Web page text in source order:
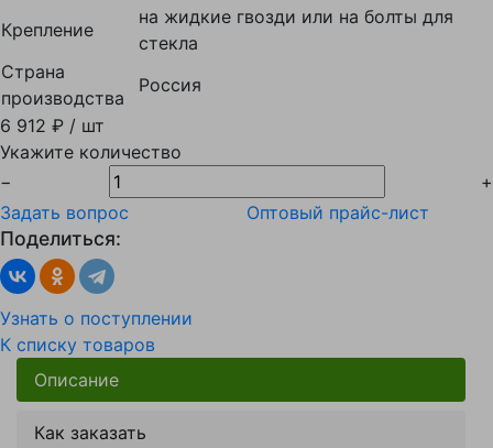
Крепление
на жидкие гвозди или на болты для
стекла
Страна
производства
Россия
6 912 ₽ / шт
Укажите количество
−
+
Задать вопрос
Оптовый прайс-лист
Поделиться:
Узнать о поступлении
К списку товаров
Описание
Как заказать